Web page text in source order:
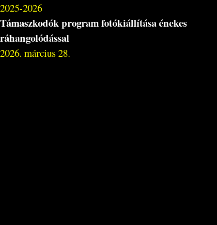
2025-2026
Támaszkodók program fotókiállítása énekes
ráhangolódással
2026. március 28.